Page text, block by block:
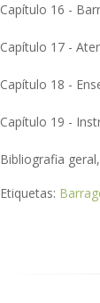
Capítulo 16 -
Capítulo 17 -
Capítulo 18 -
Capítulo 19 -
Bibliografia
Etiquetas: